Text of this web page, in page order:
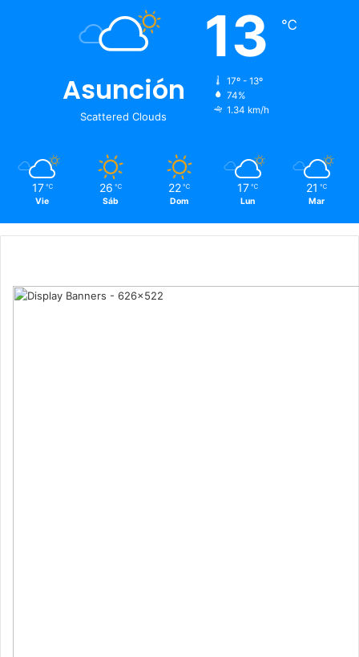
Asunción
Scattered Clouds
13 ℃
17º - 13º
74%
1.34 km/h
17 ℃
Vie
26 ℃
Sáb
22 ℃
Dom
17 ℃
Lun
21 ℃
Mar